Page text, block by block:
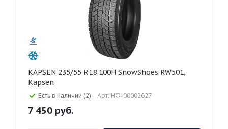
KAPSEN 235/55 R18 100H SnowShoes RW501,
Kapsen
Есть в наличии (2) Арт: НФ-00002627
7 450 руб.